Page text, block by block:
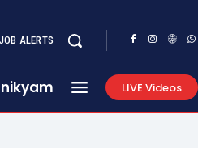
JOB ALERTS
LIVE Videos